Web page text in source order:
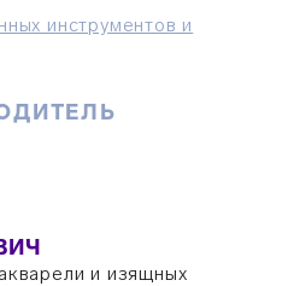
инструментов и
и изящных